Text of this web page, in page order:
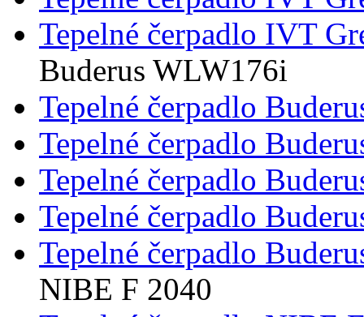
Tepelné čerpadlo IVT
Buderus WLW176i
Tepelné čerpadlo
Tepelné čerpadlo
Tepelné čerpadlo
Tepelné čerpadlo
Tepelné čerpadlo
NIBE F 2040